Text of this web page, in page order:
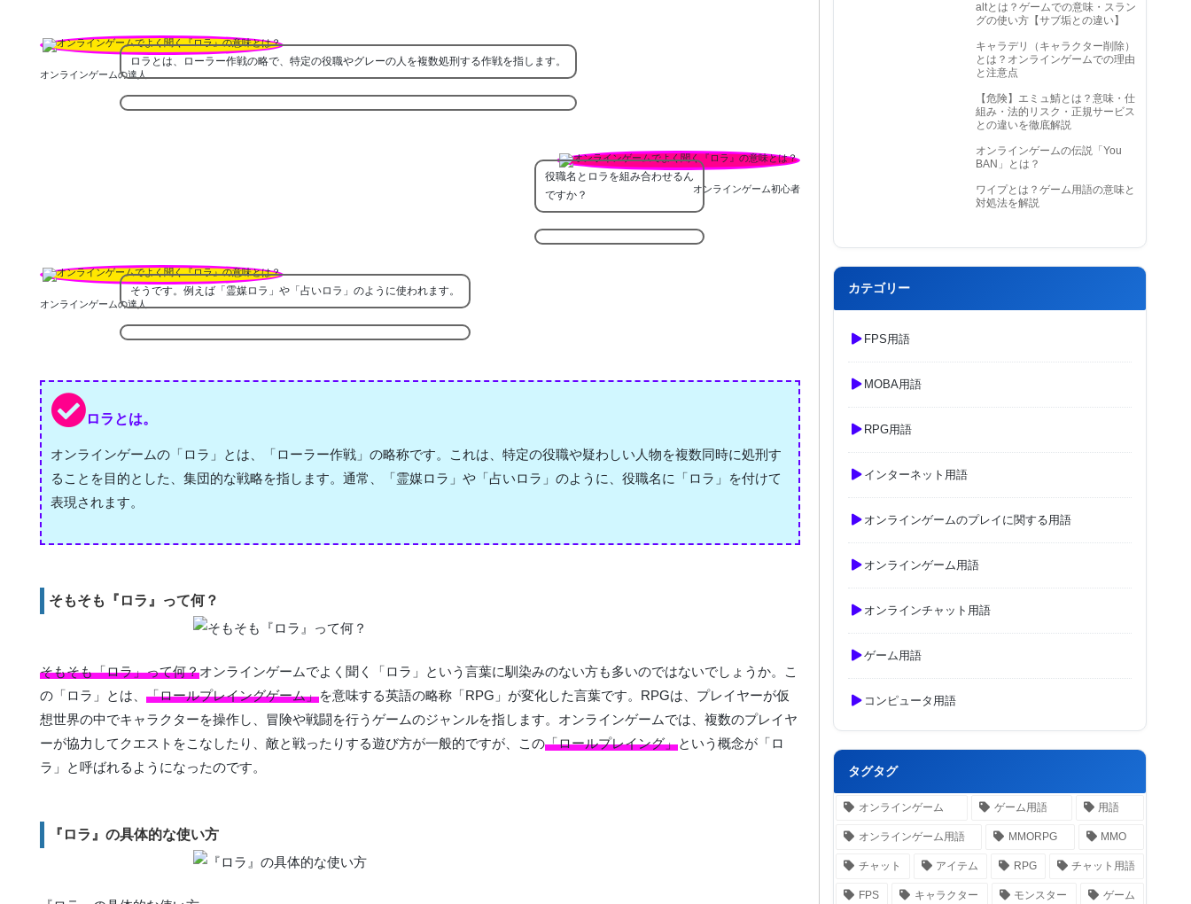
オンラインゲームの達人
ロラとは、ローラー作戦の略で、特定の役職やグレーの人を複数処刑する作戦を指します。
オンラインゲーム初心者
役職名とロラを組み合わせるん
ですか？
オンラインゲームの達人
そうです。例えば「霊媒ロラ」や「占いロラ」のように使われます。
ロラとは。
オンラインゲームの「ロラ」とは、「ローラー作戦」の略称です。これは、特定の役職や疑わしい人物を複数同時に処刑す
ることを目的とした、集団的な戦略を指します。通常、「霊媒ロラ」や「占いロラ」のように、役職名に「ロラ」を付けて
表現されます。
そもそも『ロラ』って何？
そもそも「ロラ」って何？オンラインゲームでよく聞く「ロラ」という言葉に馴染みのない方も多いのではないでしょうか。こ
の「ロラ」とは、 「ロールプレイングゲーム」を意味する英語の略称「RPG」が変化した言葉です。RPGは、プレイヤーが仮
想世界の中でキャラクターを操作し、冒険や戦闘を行うゲームのジャンルを指します。オンラインゲームでは、複数のプレイヤ
ーが協力してクエストをこなしたり、敵と戦ったりする遊び方が一般的ですが、この「ロールプレイング」という概念が「ロ
ラ」と呼ばれるようになったのです。
『ロラ』の具体的な使い方
altとは？ゲームでの意味・スラン
グの使い方【サブ垢との違い】
キャラデリ（キャラクター削除）
とは？オンラインゲームでの理由
と注意点
【危険】エミュ鯖とは？意味・仕
組み・法的リスク・正規サービス
との違いを徹底解説
オンラインゲームの伝説「You
BAN」とは？
ワイプとは？ゲーム用語の意味と
対処法を解説
カテゴリー
FPS用語
MOBA用語
RPG用語
インターネット用語
オンラインゲームのプレイに関する用語
オンラインゲーム用語
オンラインチャット用語
ゲーム用語
コンピュータ用語
タグタグ
オンラインゲーム ゲーム用語 用語
オンラインゲーム用語 MMORPG MMO
チャット アイテム RPG チャット用語
FPS キャラクター モンスター ゲーム